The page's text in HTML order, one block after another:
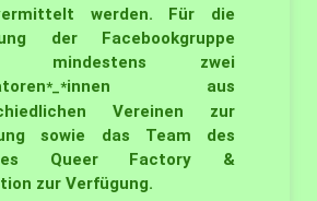
werden. Für die
der Facebookgruppe
mindestens zwei
*_*innen aus
Vereinen zur
sowie das Team des
Queer Factory &
zur Verfügung.